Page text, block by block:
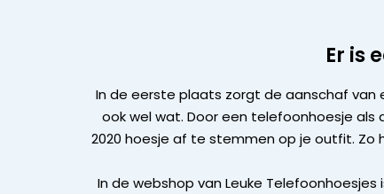
Er is
In de eerste plaats zorgt de aanschaf van
ook wel wat. Door een telefoonhoesje als
2020 hoesje af te stemmen op je outfit. Zo
In de webshop van Leuke